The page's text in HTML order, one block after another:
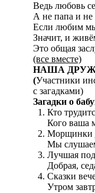
Ведь любовь
А не папа и не
Если любим
Значит, и
Это общая
(все вместе)
НАША
(Участники
с загадками)
Загадки о
Кто
Кого ваша
Морщинки
Мы
Лучшая
Добрая,
Сказки
Утром